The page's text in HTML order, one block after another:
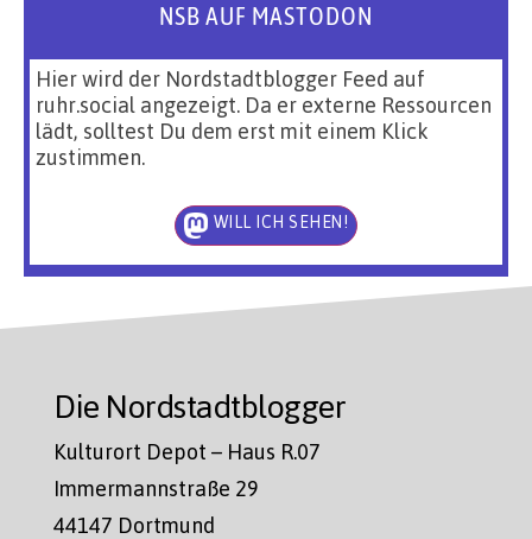
NSB AUF MASTODON
Hier wird der Nordstadtblogger Feed auf
ruhr.social angezeigt. Da er externe Ressourcen
lädt, solltest Du dem erst mit einem Klick
zustimmen.
WILL ICH SEHEN!
Die Nordstadtblogger
Kulturort Depot – Haus R.07
Immermannstraße 29
44147 Dortmund